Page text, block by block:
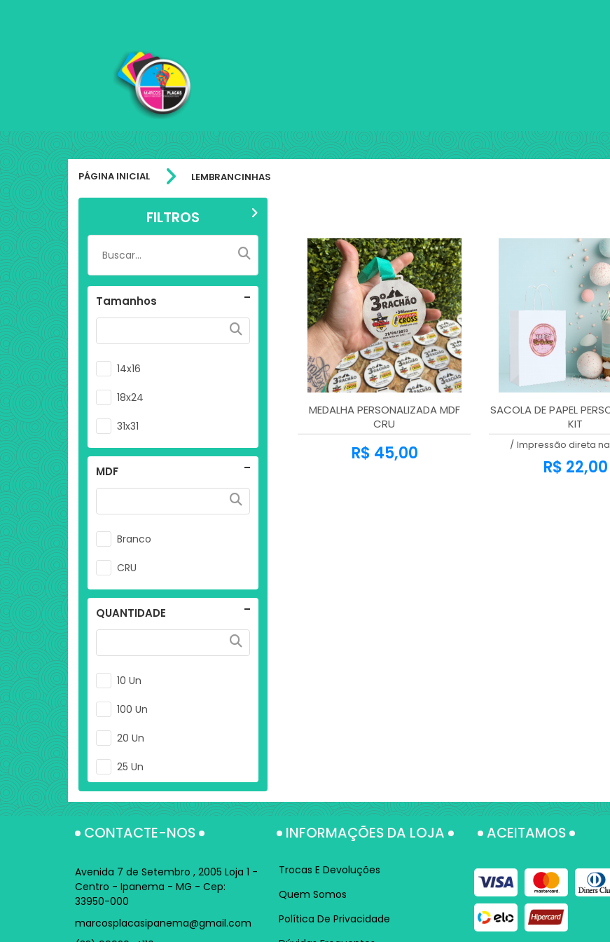
PÁGINA INICIAL LEMBRANCINHAS
FILTROS
Tamanhos
14x16
18x24
31x31
MDF
Branco
CRU
QUANTIDADE
10 Un
100 Un
20 Un
25 Un
50 Un
MEDALHA PERSONALIZADA MDF
CRU
R$ 45,00
SACOLA DE PAPEL
KIT
/ Impressão direta
R$ 22,00
CONTACTE-NOS
Avenida 7 de Setembro , 2005 Loja 1 -
Centro - Ipanema - MG - Cep:
33950-000
marcosplacasipanema@gmail.com
INFORMAÇÕES DA LOJA
Trocas E Devoluções
Quem Somos
Política De Privacidade
ACEITAMOS